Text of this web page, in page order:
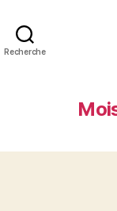
Recherche